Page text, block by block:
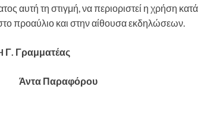
αυτή τη στιγμή, να περιοριστεί η χρήση κατά
προαύλιο και στην αίθουσα εκδηλώσεων.
Παραφόρου